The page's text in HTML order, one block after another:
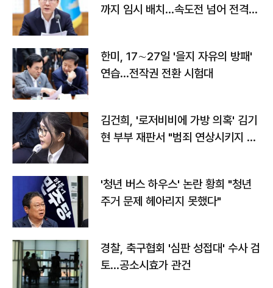
까지 임시 배치…속도전 넘어 전격
한미, 17∼27일 '을지 자유의 방패'
연습…전작권 전환 시험대
김건희, '로저비비에 가방 의혹' 김기
현 부부 재판서 "범죄 연상시키지 말
'청년 버스 하우스' 논란 황희 "청년
주거 문제 헤아리지 못했다"
경찰, 축구협회 '심판 성접대' 수사 검
토…공소시효가 관건